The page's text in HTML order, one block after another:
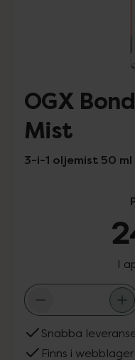
OGX
Mist
3-i-1 oljemist 50 ml
I
Snabba
Finns i webblager